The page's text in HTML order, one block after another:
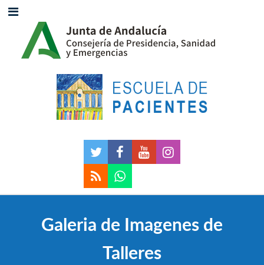
Galeria de Imagenes de
Talleres